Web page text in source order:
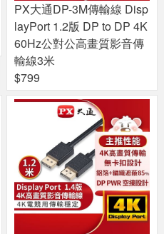
PX大通DP-3M傳輸線 Disp
layPort 1.2版 DP to DP 4K
60Hz公對公高畫質影音傳
輸線3米
$799